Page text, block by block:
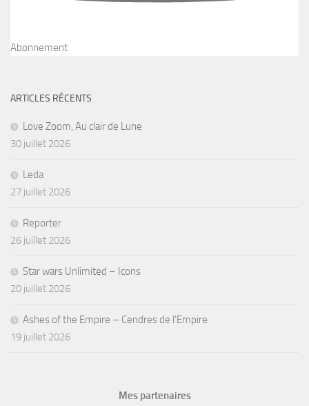
Abonnement
ARTICLES RÉCENTS
Love Zoom, Au clair de Lune
30 juillet 2026
Leda
27 juillet 2026
Reporter
26 juillet 2026
Star wars Unlimited – Icons
20 juillet 2026
Ashes of the Empire – Cendres de l’Empire
19 juillet 2026
Mes partenaires